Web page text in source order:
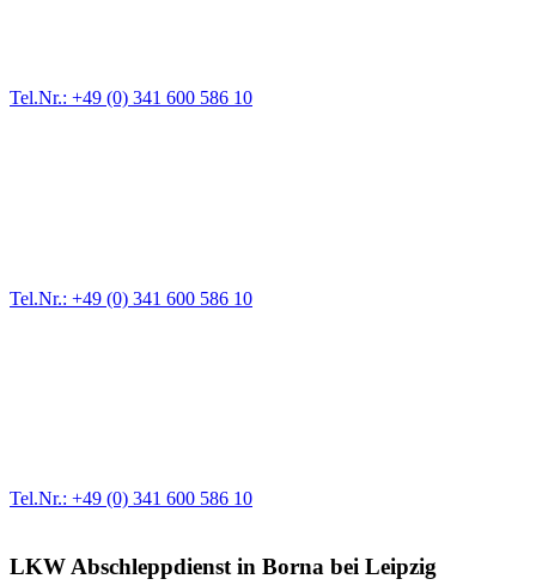
Tel.Nr.: +49 (0) 341 600 586 10
Tel.Nr.: +49 (0) 341 600 586 10
Tel.Nr.: +49 (0) 341 600 586 10
LKW Abschleppdienst in Borna bei Leipzig